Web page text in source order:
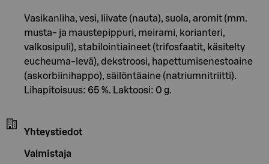
Vasikanliha, vesi, liivate (nauta), suola, aromit (mm.
musta- ja maustepippuri, meirami, korianteri,
valkosipuli), stabilointiaineet (trifosfaatit, käsitelty
eucheuma-levä), dekstroosi, hapettumisenestoaine
(askorbiinihappo), säilöntäaine (natriumnitriitti).
Lihapitoisuus: 65 %. Laktoosi: 0 g.
Yhteystiedot
Valmistaja